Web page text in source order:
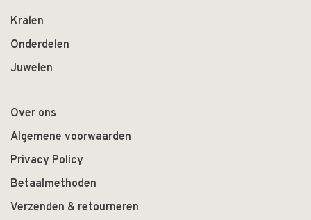
Kralen
Onderdelen
Juwelen
Over ons
Algemene voorwaarden
Privacy Policy
Betaalmethoden
Verzenden & retourneren